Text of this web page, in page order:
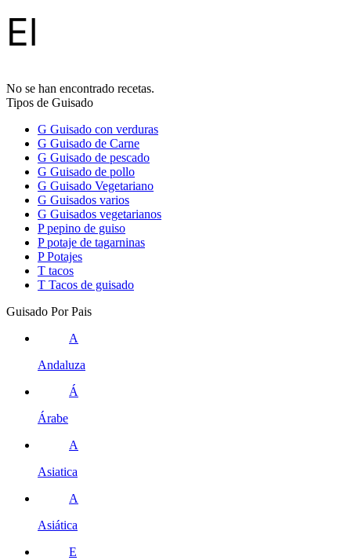
El
No se han encontrado recetas.
Tipos de Guisado
G Guisado con verduras
G Guisado de Carne
G Guisado de pescado
G Guisado de pollo
G Guisado Vegetariano
G Guisados varios
G Guisados vegetarianos
P pepino de guiso
P potaje de tagarninas
P Potajes
T tacos
T Tacos de guisado
Guisado Por Pais
A
Andaluza
Á
Árabe
A
Asiatica
A
Asiática
E